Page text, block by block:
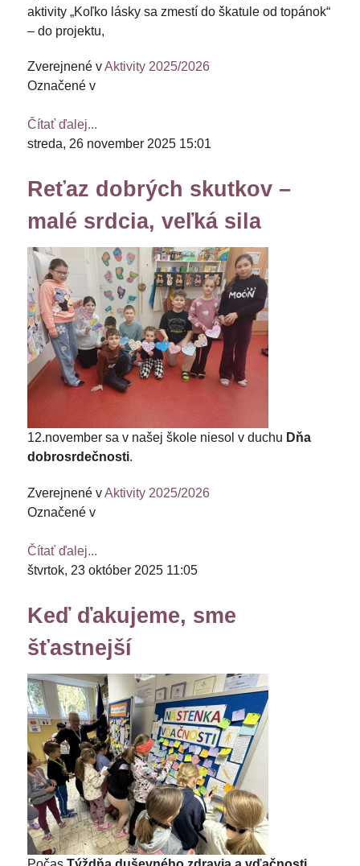
aktivity „Koľko lásky sa zmestí do škatule od topánok“
– do projektu,
Zverejnené vAktivity 2025/2026
Označené v
Čítať ďalej...
streda, 26 november 2025 15:01
Reťaz dobrých skutkov –
malé srdcia, veľká sila
12.november sa v našej škole niesol v duchu Dňa
dobrosrdečnosti.
Zverejnené vAktivity 2025/2026
Označené v
Čítať ďalej...
štvrtok, 23 október 2025 11:05
Keď ďakujeme, sme
šťastnejší